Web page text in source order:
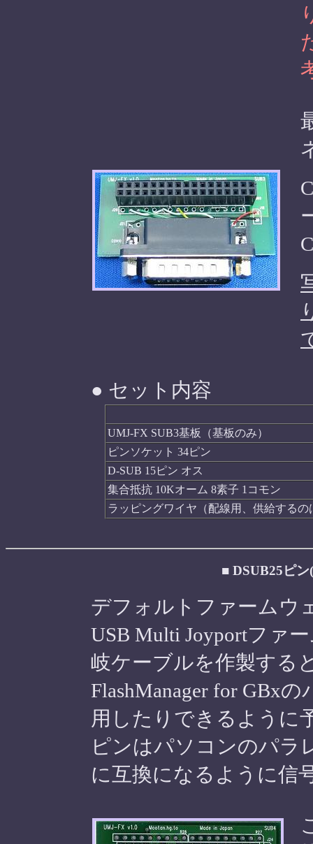
● セット内容
UMJ-FX SUB3基板（基板のみ）
ピンソケット 34ピン
D-SUB 15ピン オス
集合抵抗 10Kオーム 8素子 1コモン
ラッピングワイヤ（配線用、供給する
■ DSUB25ピ
デフォルトファームウ
USB Multi Joyportファ
岐ケーブルを作製する
FlashManager for GBx
用したりできるように
ピンはパソコンのパラ
に互換になるように信